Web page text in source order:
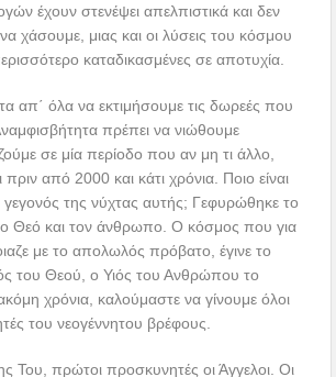
έχουν στενέψει απελπιστικά και δεν
χάσουμε, μιας και οι λύσεις του κόσμου
καταδικασμένες σε αποτυχία.
απ΄ όλα να εκτιμήσουμε τις δωρεές που
πρέπει να νιώθουμε
σε μία περίοδο που αν μη τι άλλο,
πριν από 2000 και κάτι χρόνια. Ποιο είναι
γεγονός της νύχτας αυτής; Γεφυρώθηκε το
Θεό και τον άνθρωπο. Ο κόσμος που για
με το απολωλός πρόβατο, έγινε το
του Θεού, ο Υιός του Ανθρώπου το
χρόνια, καλούμαστε να γίνουμε όλοι
του νεογέννητου βρέφους.
Του, πρώτοι προσκυνητές οι Άγγελοι. Οι